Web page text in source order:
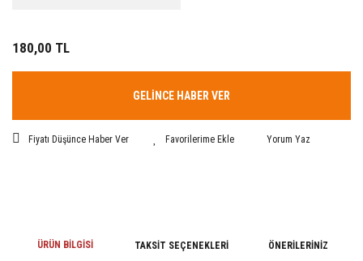
180,00 TL
GELİNCE HABER VER
Fiyatı Düşünce Haber Ver Yorum Yaz
ÜRÜN BILGISI TAKSIT SEÇENEKLERI ÖNERILERINIZ